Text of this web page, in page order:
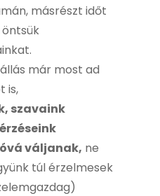
másrészt időt
már most ad
is,
szavaink
váljanak, ne
túl érzelmesek